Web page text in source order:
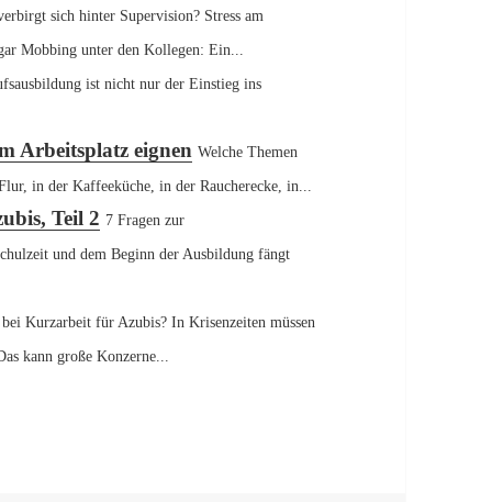
sich hinter Supervision? Stress am
Mobbing unter den Kollegen: Ein...
ist nicht nur der Einstieg ins
Arbeitsplatz eignen Welche Themen
in der Kaffeeküche, in der Raucherecke, in...
Teil 2 7 Fragen zur
und dem Beginn der Ausbildung fängt
Kurzarbeit für Azubis? In Krisenzeiten müssen
kann große Konzerne...